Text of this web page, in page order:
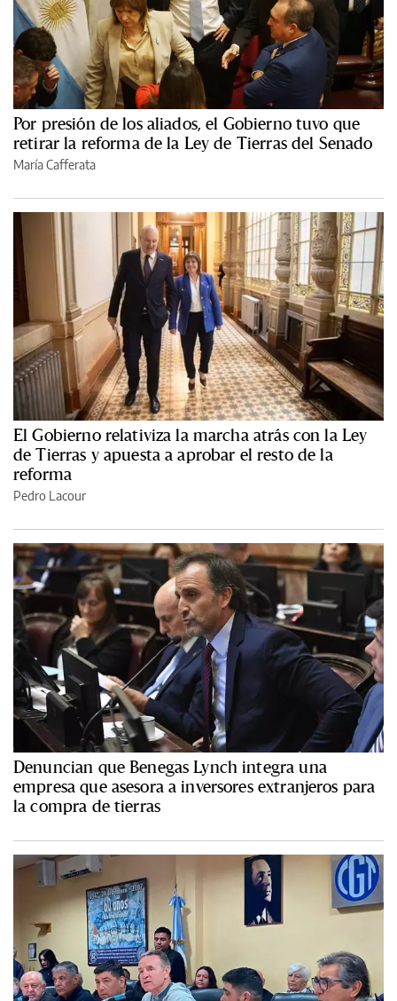
Por presión de los aliados, el Gobierno tuvo que
retirar la reforma de la Ley de Tierras del Senado
María Cafferata
El Gobierno relativiza la marcha atrás con la Ley
de Tierras y apuesta a aprobar el resto de la
reforma
Pedro Lacour
Denuncian que Benegas Lynch integra una
empresa que asesora a inversores extranjeros para
la compra de tierras